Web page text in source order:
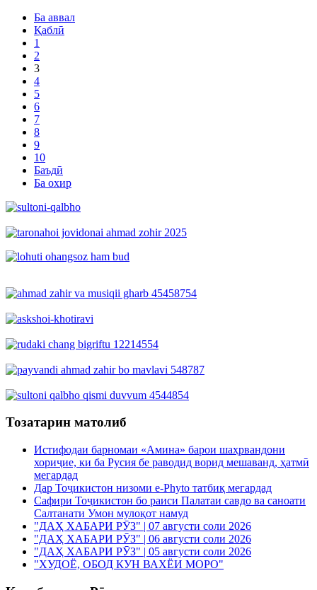
Ба аввал
Қаблӣ
1
2
3
4
5
6
7
8
9
10
Баъдӣ
Ба охир
Тозатарин матолиб
Истифодаи барномаи «Амина» барои шаҳрвандони
хориҷие, ки ба Русия бе раводид ворид мешаванд, ҳатмӣ
мегардад
Дар Тоҷикистон низоми e-Phyto татбиқ мегардад
Сафири Тоҷикистон бо раиси Палатаи савдо ва саноати
Салтанати Умон мулоқот намуд
"ДАҲ ХАБАРИ РӮЗ" | 07 августи соли 2026
"ДАҲ ХАБАРИ РӮЗ" | 06 августи соли 2026
"ДАҲ ХАБАРИ РӮЗ" | 05 августи соли 2026
"ХУДОЁ, ОБОД КУН ВАХЁИ МОРО"